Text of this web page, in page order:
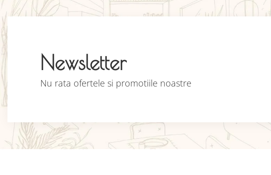
Newsletter
Nu rata ofertele si promotiile noastre